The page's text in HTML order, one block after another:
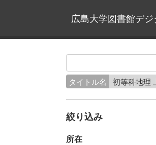
広島大学図書館デ
タイトル名 初等科地理
絞り込み
所在